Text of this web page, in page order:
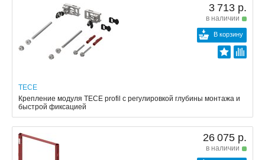
3 713 р.
в наличии
В корзину
TECE
Крепление модуля TECE profil с регулировкой глубины монтажа и
быстрой фиксацией
26 075 р.
в наличии